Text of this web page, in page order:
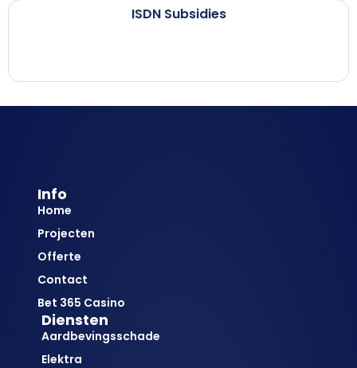
ISDN Subsidies
Info
Home
Projecten
Offerte
Contact
Bet 365 Casino
Diensten
Aardbevingsschade
Elektra